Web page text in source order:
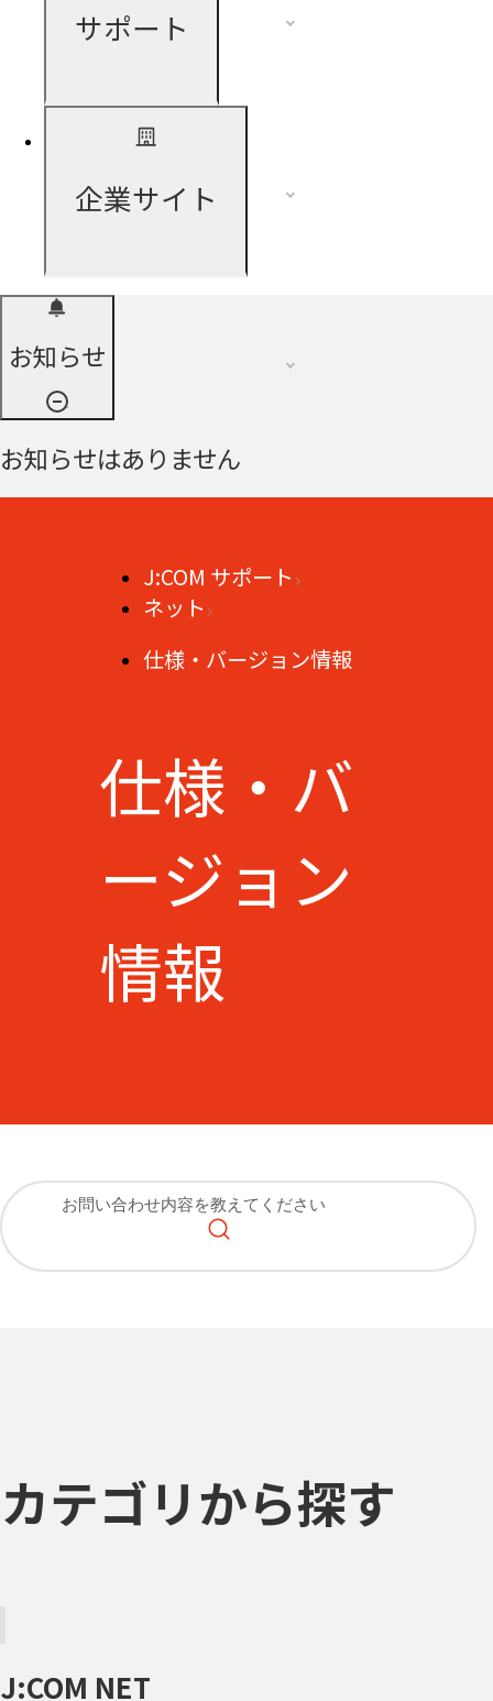
サポート
企業サイト
お知らせ
お知らせはありません
J:COM サポート
ネット
仕様・バージョン情報
仕様・バ
ージョン
情報
カテゴリから探す
J:COM NET